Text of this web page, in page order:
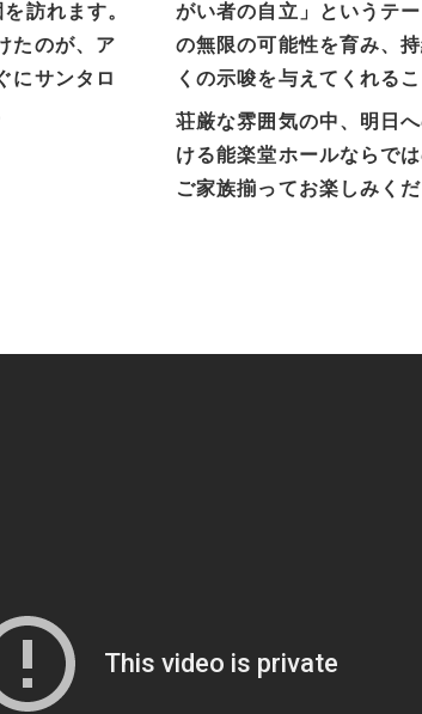
訪れます。
たのが、ア
にサンタロ
がい者の自立」というテ
の無限の可能性を育み、
くの示唆を与えてくれる
荘厳な雰囲気の中、明日
ける能楽堂ホールならで
ご家族揃ってお楽しみく